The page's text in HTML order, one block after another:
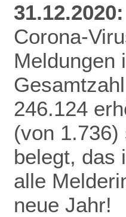
31.12.2020:
Corona-
Meldungen
246.124
(von
belegt, das
alle
neue Jahr!